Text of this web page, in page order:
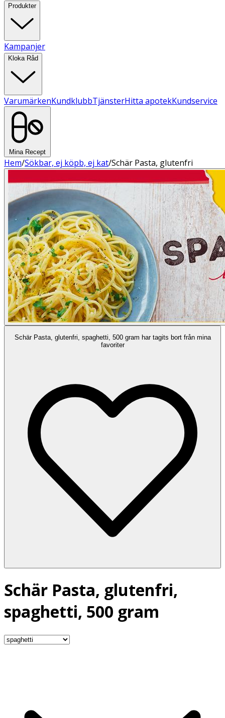
Produkter
Kampanjer
Kloka Råd
VarumärkenKundklubbTjänsterHitta apotekKundservice
Mina Recept
Hem/Sökbar, ej köpb, ej kat/Schär Pasta, glutenfri
Schär Pasta, glutenfri, spaghetti, 500 gram har tagits bort från mina
favoriter
Schär Pasta, glutenfri,
spaghetti, 500 gram